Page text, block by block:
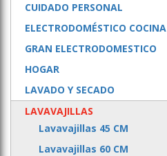
CUIDADO PERSONAL
ELECTRODOMÉSTICO COCINA
GRAN ELECTRODOMESTICO
HOGAR
LAVADO Y SECADO
LAVAVAJILLAS
Lavavajillas 45 CM
Lavavajillas 60 CM